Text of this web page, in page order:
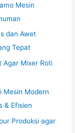
Mesin
dan Awet
Tepat
Agar Mixer Roti
Mesin Modern
& Efisien
Produksi agar